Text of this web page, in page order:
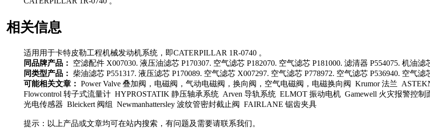
相关信息
适用用于卡特皮勒工程机械发动机系统，即CATERPILLAR 1R-0740 。
同品牌产品：
空滤配件 X007030. 液压油滤芯 P170307. 空气滤芯 P182070. 空气滤芯 P181000. 滤清器 P554075. 机油滤
同类型产品： 柴油滤芯 P551317. 液压滤芯 P170089. 空气滤芯 X007297. 空气滤芯 P778972. 空气滤芯 P536940. 空气滤
可能相关文章： Power Valve 叠加阀，电磁阀，气动电磁阀，换向阀，空气电磁阀，电磁换向阀 Krumor 法兰
Flowcontrol 转子式流量计 HYPROSTATIK 静压轴承系统 Arven 导轨系统 ELMOT 振动电机 Gamewell 火灾报警控
光电传感器 Bleickert 阀组 Newmanhattersley 波纹管密封截止阀 FAIRLANE 锯齿夹具
提示：以上产品或文章均可在站内搜索，有问题及需要请联系我们。